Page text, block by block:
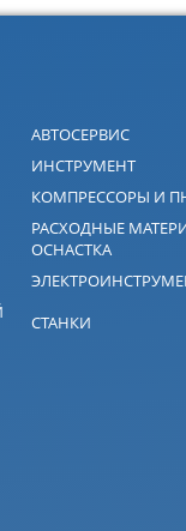
АВТОСЕРВИС
ИНСТРУМЕНТ
КОМПРЕССОРЫ И
РАСХОДНЫЕ
ОСНАСТКА
СТАНКИ